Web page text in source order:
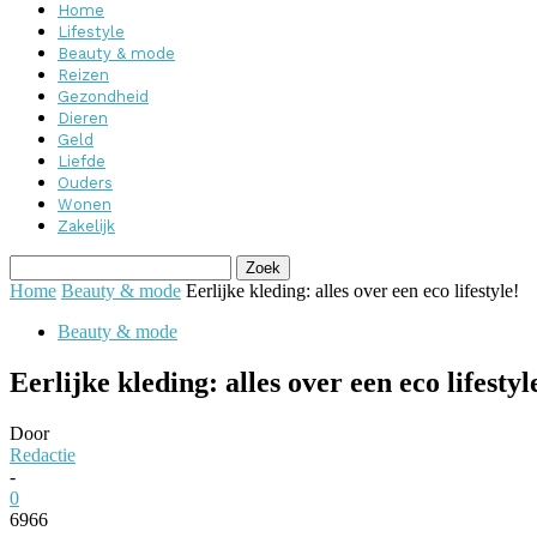
Home
Lifestyle
Beauty & mode
Reizen
Gezondheid
Dieren
Geld
Liefde
Ouders
Wonen
Zakelijk
Home Beauty & mode Eerlijke kleding: alles over een eco lifestyle!
Beauty & mode
Eerlijke kleding: alles over een eco
Door
Redactie
-
0
6966